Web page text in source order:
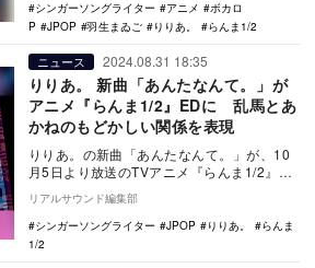
シンガーソングライター
アニメ
ボカロ
P
JPOP 羽生まゐご りりあ。 らんま1/2
ニュース 2024.08.31 18:35
りりあ。 新曲「あんたなんて。」が
アニメ『らんま1/2』EDに 乱馬とあ
かねのもどかしい関係を表現
りりあ。の新曲「あんたなんて。」が、10
月5日より放送のTVアニメ『らんま1/2』エ
ンディングテーマに決定した。 同作は、
高…
リアルサウンド編集部
シンガーソングライター
JPOP りりあ。
らんま
1/2